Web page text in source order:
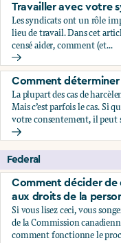
Travailler avec votre
Les syndicats ont un rôle
lieu de travail. Dans cet
censé aider, comment (et...
Travailler avec votre
Comment déterminer
La plupart des cas de
Mais c’est parfois le cas. Si
votre consentement, il peut
Comment déterminer
Federal
Comment décider de
aux droits de la
Si vous lisez ceci, vous
de la Commission
comment fonctionne le